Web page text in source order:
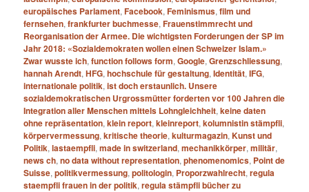
europäisches Parlament,Facebook,Feminismus,film und
fernsehen,frankfurter buchmesse,Frauenstimmrecht und
Reorganisation der Armee. Die wichtigsten Forderungen der SP im
Jahr 2018: «Sozialdemokraten wollen einen Schweizer Islam.»
Zwar wusste ich,function follows form,Google,Grenzschliessung,
hannah Arendt,HFG,hochschule für gestaltung,Identität,IFG,
internationale politik,ist doch erstaunlich. Unsere
sozialdemokratischen Urgrossmütter forderten vor 100 Jahren die
Integration aller Menschen mittels Lohngleichheit,keine daten
ohne repräsentation,klein report,kleinreport,kolumnistin stämpfli,
körpervermessung,kritische theorie,kulturmagazin,Kunst und
Politik,lastaempfli,made in switzerland,mechanikkörper,militär,
news ch,no data without representation,phenomenomics, Point de
Suisse,politikvermessung,politologin, Proporzwahlrecht,regula
staempfli frauen in der politik,regula stämpfli bücher zu